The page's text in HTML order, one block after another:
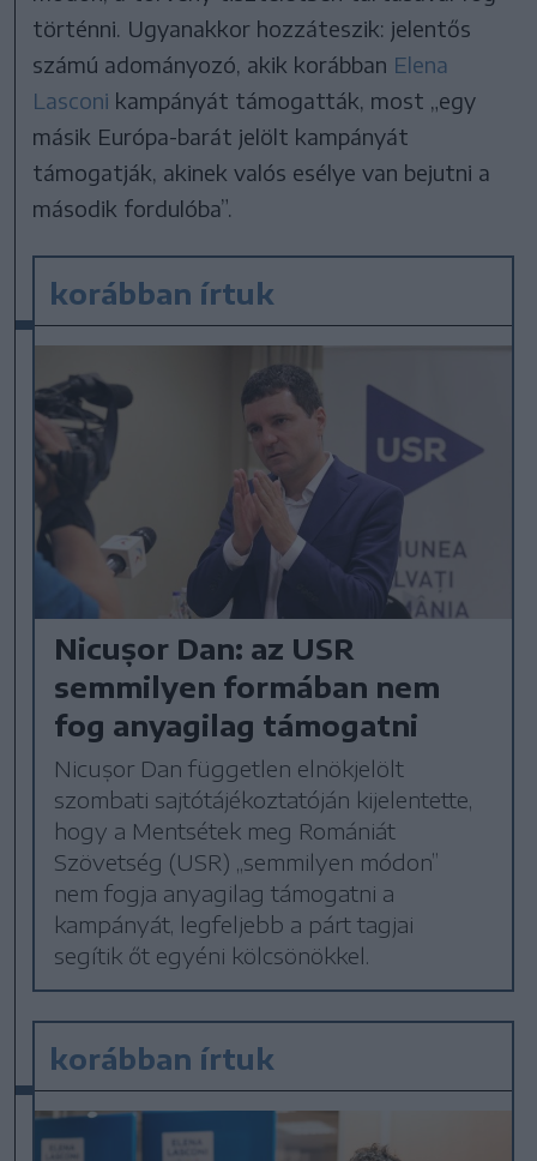
történni. Ugyanakkor hozzáteszik: jelentős
számú adományozó, akik korábban Elena
Lasconi kampányát támogatták, most „egy
másik Európa-barát jelölt kampányát
támogatják, akinek valós esélye van bejutni a
második fordulóba”.
korábban írtuk
Nicușor Dan: az USR
semmilyen formában nem
fog anyagilag támogatni
Nicușor Dan független elnökjelölt
szombati sajtótájékoztatóján kijelentette,
hogy a Mentsétek meg Romániát
Szövetség (USR) „semmilyen módon”
nem fogja anyagilag támogatni a
kampányát, legfeljebb a párt tagjai
segítik őt egyéni kölcsönökkel.
korábban írtuk